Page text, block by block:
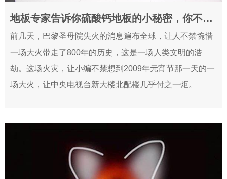
地板专家告诉你硫酸钙地板的小秘密，你不能不知道！
2019-04-19
前几天，巴黎圣母院失火的消息遍布全球，让人不禁惋惜
一场大火带走了800年的历史，这是一场人类文明的浩
劫。这场火灾，让小编不禁想到2009年元宵节那一天的一
场大火，让中央电视台新大楼北配楼几乎付之一炬。